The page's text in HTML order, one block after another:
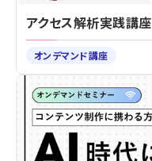
アクセス解析実践講座
オンデマンド講座